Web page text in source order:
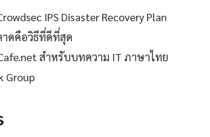
IPS Disaster Recovery Plan
าดคือวิธีที่ดีที่สุด
สำหรับบทความ IT ภาษาไทย
Group